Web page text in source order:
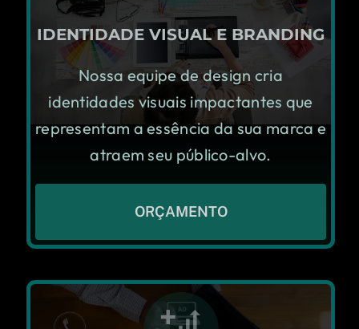
IDENTIDADE VISUAL E BRANDING
Nossa equipe de design cria
identidades visuais impactantes que
representam a essência da sua marca e
atraem seu público-alvo.
ORÇAMENTO